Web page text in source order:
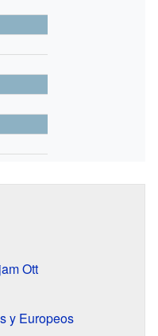
Ott
y Europeos